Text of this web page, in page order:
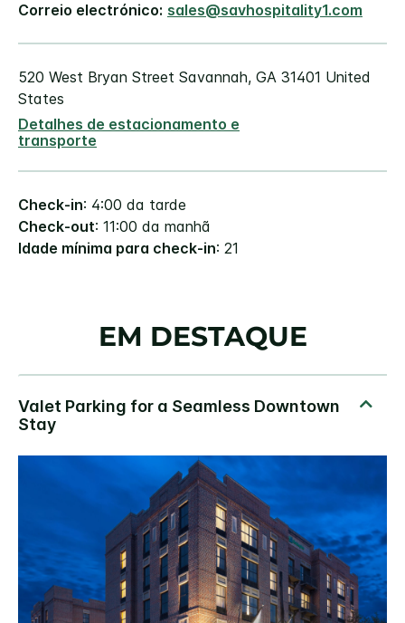
Correio electrónico: sales@savhospitality1.com
520 West Bryan Street Savannah, GA 31401 United
States
Detalhes de estacionamento e
transporte
Check-in: 4:00 da tarde
Check-out: 11:00 da manhã
Idade mínima para check-in: 21
EM DESTAQUE